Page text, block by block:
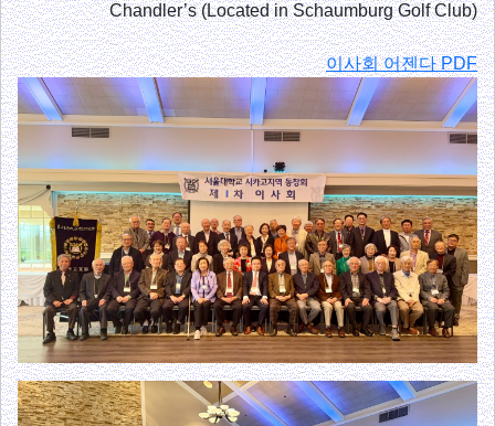
Chandler’s (Located in Schaumburg Golf Club)
이사회 어젠다 PDF